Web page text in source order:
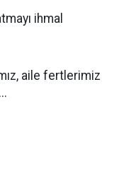
ihmal
aile fertlerimiz